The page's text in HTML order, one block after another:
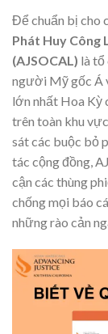
Để chuẩn bị cho
Phát Huy Công
(AJSOCAL) là tổ
người Mỹ gốc Á
lớn nhất Hoa Kỳ
trên toàn khu
sát các buộc bỏ
tác cộng đồng,
cận các thùng
chống mọi báo
những rào cản